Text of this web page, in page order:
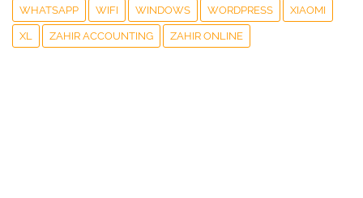
WHATSAPP WIFI WINDOWS WORDPRESS XIAOMI
XL ZAHIR ACCOUNTING ZAHIR ONLINE